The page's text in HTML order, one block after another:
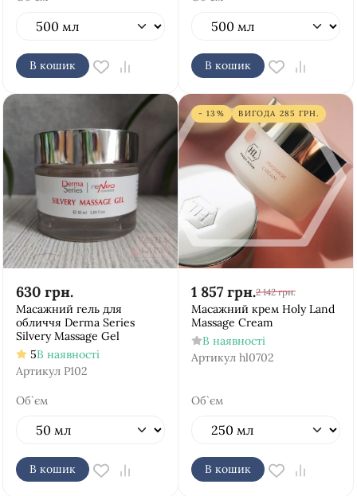
В кошик В кошик
630 грн.
Масажний гель для
обличчя Derma Series
Silvery Massage Gel
5В наявності
Артикул P102
Об`єм
В кошик
- 13% ВИГОДА 285 ГРН.
1 857 грн.2 142 грн.
Масажний крем Holy Land
Massage Cream
В наявності
Артикул hl0702
Об`єм
В кошик